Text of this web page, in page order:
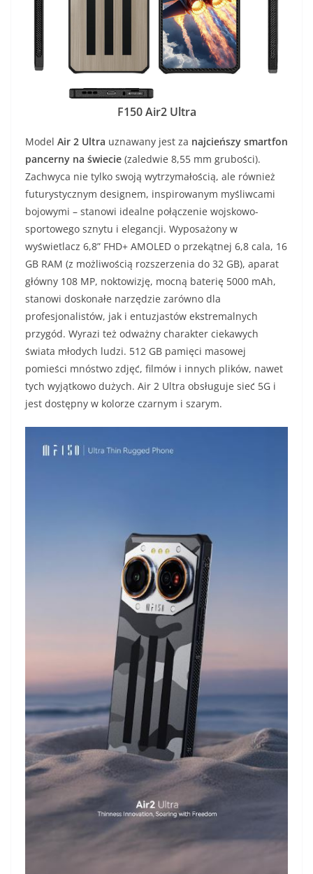
F150 Air2 Ultra
Model Air 2 Ultra uznawany jest za najcieńszy smartfon
pancerny na świecie (zaledwie 8,55 mm grubości).
Zachwyca nie tylko swoją wytrzymałością, ale również
futurystycznym designem, inspirowanym myśliwcami
bojowymi – stanowi idealne połączenie wojskowo-
sportowego sznytu i elegancji. Wyposażony w
wyświetlacz 6,8” FHD+ AMOLED o przekątnej 6,8 cala, 16
GB RAM (z możliwością rozszerzenia do 32 GB), aparat
główny 108 MP, noktowizję, mocną baterię 5000 mAh,
stanowi doskonałe narzędzie zarówno dla
profesjonalistów, jak i entuzjastów ekstremalnych
przygód. Wyrazi też odważny charakter ciekawych
świata młodych ludzi. 512 GB pamięci masowej
pomieści mnóstwo zdjęć, filmów i innych plików, nawet
tych wyjątkowo dużych. Air 2 Ultra obsługuje sieć 5G i
jest dostępny w kolorze czarnym i szarym.